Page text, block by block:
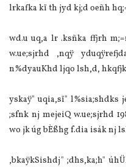
lrkafka kï th jyd kj;d oeñh
wd.u uq,a lr .ksñka ffjrh
w.ue;sjrhd ,nqÿ
n%dyauKhd ljqo lsh,d,
yskaÿ" uqia,sï" l%sia;shdks
;sfnk nj mejeiQ w.ue;sjrhd
wo jk úg bÈßhg f.dia isák nj
,bkaÿkSishdj" ;dhs,ka;h"